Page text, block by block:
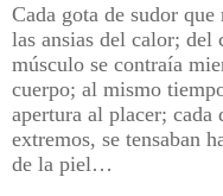
Cada gota de sudor
las ansias del calor; del
músculo se contraía
cuerpo; al mismo
apertura al placer; cada
extremos, se tensaban
de la piel…